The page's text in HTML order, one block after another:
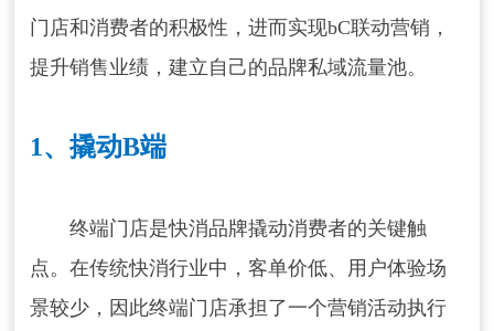
门店和消费者的积极性，进而实现bC联动营销，
提升销售业绩，建立自己的品牌私域流量池。
1、撬动B端
终端门店是快消品牌撬动消费者的关键触
点。在传统快消行业中，客单价低、用户体验场
景较少，因此终端门店承担了一个营销活动执行